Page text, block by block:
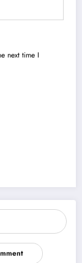
next time I